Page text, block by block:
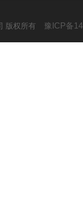
版权所有 豫ICP备